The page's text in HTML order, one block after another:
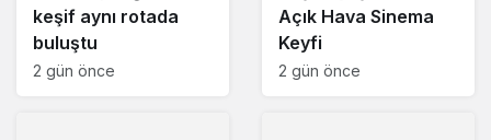
keşif aynı rotada
buluştu
2 gün önce
Açık Hava Sinema
Keyfi
2 gün önce